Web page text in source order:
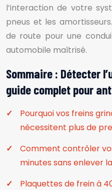
l’interaction de votre
pneus et les
de route pour une
automobile maîtrisé.
Sommaire : Détecter
guide complet pour
Pourquoi vos freins
nécessitent plus de
Comment contrôler
minutes sans enlever
Plaquettes de frein à